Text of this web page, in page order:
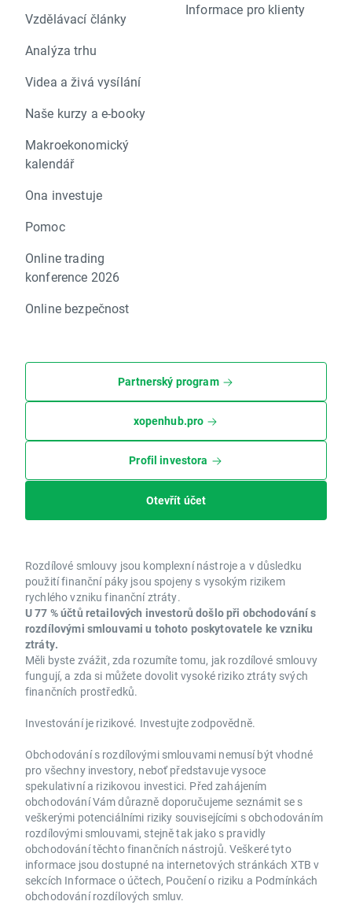
Vzdělávací články
Analýza trhu
Videa a živá vysílání
Naše kurzy a e-booky
Makroekonomický
kalendář
Ona investuje
Pomoc
Online trading
konference 2026
Online bezpečnost
Informace pro klienty
Partnerský program
xopenhub.pro
Profil investora
Otevřít účet
Rozdílové smlouvy jsou komplexní nástroje a v důsledku
použití finanční páky jsou spojeny s vysokým rizikem
rychlého vzniku finanční ztráty.
U 77 % účtů retailových investorů došlo při obchodování s
rozdílovými smlouvami u tohoto poskytovatele ke vzniku
ztráty.
Měli byste zvážit, zda rozumíte tomu, jak rozdílové smlouvy
fungují, a zda si můžete dovolit vysoké riziko ztráty svých
finančních prostředků.
Investování je rizikové. Investujte zodpovědně.
Obchodování s rozdílovými smlouvami nemusí být vhodné
pro všechny investory, neboť představuje vysoce
spekulativní a rizikovou investici. Před zahájením
obchodování Vám důrazně doporučujeme seznámit se s
veškerými potenciálními riziky souvisejícími s obchodováním
rozdílovými smlouvami, stejně tak jako s pravidly
obchodování těchto finančních nástrojů. Veškeré tyto
informace jsou dostupné na internetových stránkách XTB v
sekcích Informace o účtech, Poučení o riziku a Podmínkách
obchodování rozdílových smluv.